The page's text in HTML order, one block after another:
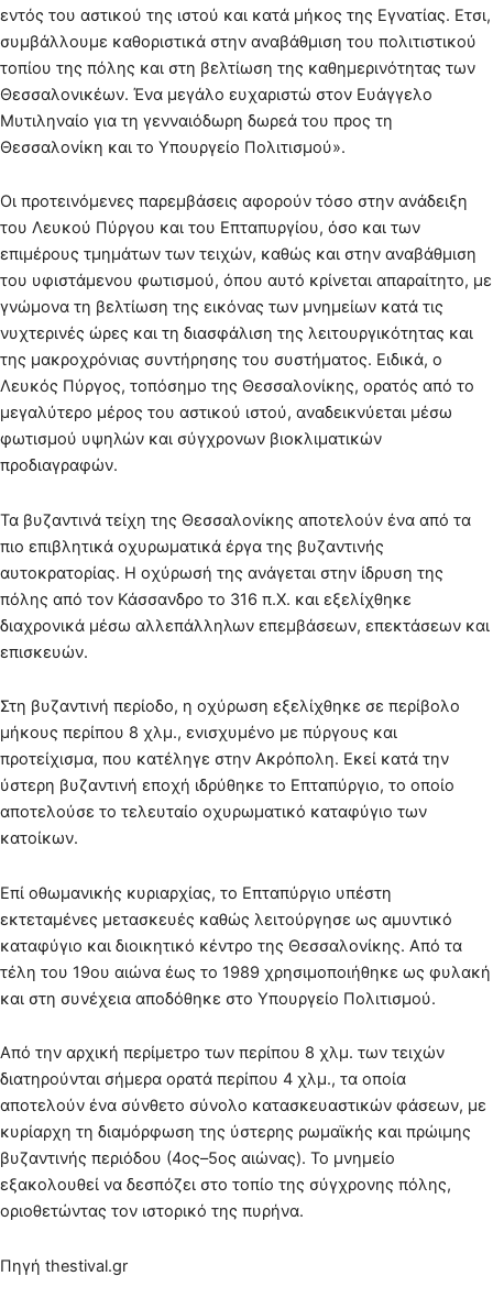
εντός του αστικού της ιστού και κατά μήκος της Εγνατίας. Ετσι,
συμβάλλουμε καθοριστικά στην αναβάθμιση του πολιτιστικού
τοπίου της πόλης και στη βελτίωση της καθημερινότητας των
Θεσσαλονικέων. Ένα μεγάλο ευχαριστώ στον Ευάγγελο
Μυτιληναίο για τη γενναιόδωρη δωρεά του προς τη
Θεσσαλονίκη και το Υπουργείο Πολιτισμού».
Οι προτεινόμενες παρεμβάσεις αφορούν τόσο στην ανάδειξη
του Λευκού Πύργου και του Επταπυργίου, όσο και των
επιμέρους τμημάτων των τειχών, καθώς και στην αναβάθμιση
του υφιστάμενου φωτισμού, όπου αυτό κρίνεται απαραίτητο, με
γνώμονα τη βελτίωση της εικόνας των μνημείων κατά τις
νυχτερινές ώρες και τη διασφάλιση της λειτουργικότητας και
της μακροχρόνιας συντήρησης του συστήματος. Ειδικά, ο
Λευκός Πύργος, τοπόσημο της Θεσσαλονίκης, ορατός από το
μεγαλύτερο μέρος του αστικού ιστού, αναδεικνύεται μέσω
φωτισμού υψηλών και σύγχρονων βιοκλιματικών
προδιαγραφών.
Τα βυζαντινά τείχη της Θεσσαλονίκης αποτελούν ένα από τα
πιο επιβλητικά οχυρωματικά έργα της βυζαντινής
αυτοκρατορίας. Η οχύρωσή της ανάγεται στην ίδρυση της
πόλης από τον Κάσσανδρο το 316 π.Χ. και εξελίχθηκε
διαχρονικά μέσω αλλεπάλληλων επεμβάσεων, επεκτάσεων και
επισκευών.
Στη βυζαντινή περίοδο, η οχύρωση εξελίχθηκε σε περίβολο
μήκους περίπου 8 χλμ., ενισχυμένο με πύργους και
προτείχισμα, που κατέληγε στην Ακρόπολη. Εκεί κατά την
ύστερη βυζαντινή εποχή ιδρύθηκε το Επταπύργιο, το οποίο
αποτελούσε το τελευταίο οχυρωματικό καταφύγιο των
κατοίκων.
Επί οθωμανικής κυριαρχίας, το Επταπύργιο υπέστη
εκτεταμένες μετασκευές καθώς λειτούργησε ως αμυντικό
καταφύγιο και διοικητικό κέντρο της Θεσσαλονίκης. Από τα
τέλη του 19ου αιώνα έως το 1989 χρησιμοποιήθηκε ως φυλακή
και στη συνέχεια αποδόθηκε στο Υπουργείο Πολιτισμού.
Από την αρχική περίμετρο των περίπου 8 χλμ. των τειχών
διατηρούνται σήμερα ορατά περίπου 4 χλμ., τα οποία
αποτελούν ένα σύνθετο σύνολο κατασκευαστικών φάσεων, με
κυρίαρχη τη διαμόρφωση της ύστερης ρωμαϊκής και πρώιμης
βυζαντινής περιόδου (4ος–5ος αιώνας). Το μνημείο
εξακολουθεί να δεσπόζει στο τοπίο της σύγχρονης πόλης,
οριοθετώντας τον ιστορικό της πυρήνα.
Πηγή thestival.gr